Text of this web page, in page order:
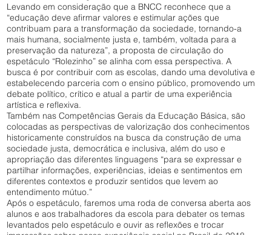
Levando em consideração que a BNCC reconhece que a
“educação deve afirmar valores e estimular ações que
contribuam para a transformação da sociedade, tornando-a
mais humana, socialmente justa e, também, voltada para a
preservação da natureza”, a proposta de circulação do
espetáculo “Rolezinho” se alinha com essa perspectiva. A
busca é por contribuir com as escolas, dando uma devolutiva e
estabelecendo parceria com o ensino público, promovendo um
debate político, crítico e atual a partir de uma experiência
artística e reflexiva.
Também nas Competências Gerais da Educação Básica, são
colocadas as perspectivas de valorização dos conhecimentos
historicamente construídos na busca da construção de uma
sociedade justa, democrática e inclusiva, além do uso e
apropriação das diferentes linguagens “para se expressar e
partilhar informações, experiências, ideias e sentimentos em
diferentes contextos e produzir sentidos que levem ao
entendimento mútuo.”
Após o espetáculo, faremos uma roda de conversa aberta aos
alunos e aos trabalhadores da escola para debater os temas
levantados pelo espetáculo e ouvir as reflexões e trocar